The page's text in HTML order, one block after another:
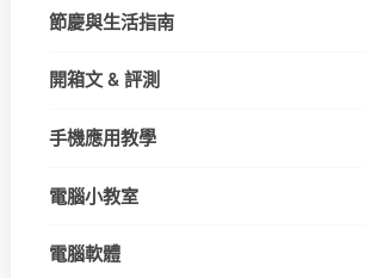
節慶與生活指南
開箱文 & 評測
手機應用教學
電腦小教室
電腦軟體